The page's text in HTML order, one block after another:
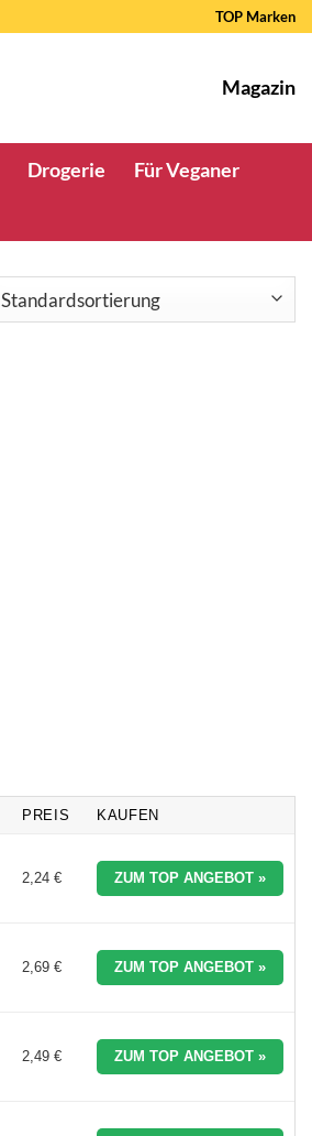
TOP Marken
Magazin
Drogerie Für Veganer
PREIS KAUFEN
2,24 € ZUM TOP ANGEBOT »
2,69 € ZUM TOP ANGEBOT »
2,49 € ZUM TOP ANGEBOT »